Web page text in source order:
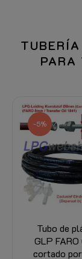
PARA
-5%
Tubo de
GLP
cortado